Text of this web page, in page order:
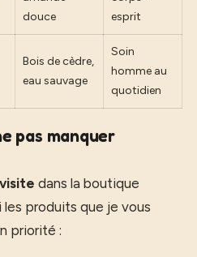
douce
esprit
Bois de cèdre,
eau sauvage
Soin
homme au
quotidien
pas manquer
dans la boutique
produits que je vous
priorité :